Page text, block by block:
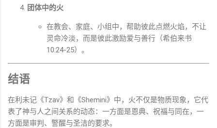
团体中的火
在教会、家庭、小组中，帮助彼此点燃火焰，不让
灵命冷淡，而是彼此激励爱与善行（希伯来书
10:24-25）。
结语
在利未记《Tzav》和《Shemini》中，火不仅是物质现象，它代
表了神与人之间关系的动态：一方面是恩典、祝福与同在，一
方面是审判、警醒与圣洁的要求。